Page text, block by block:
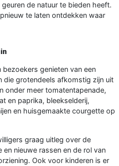
de natuur te bieden heeft.
te laten ontdekken waar
genieten van een
die grotendeels afkomstig zijn uit
onder meer tomatentapenade,
en paprika, bleekselderij,
en huisgemaakte courgette op
graag uitleg over de
nieuwe rassen en de rol van
Ook voor kinderen is er